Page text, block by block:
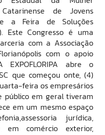
de Jovens
e a Feira de Soluções
Este Congresso é uma
com a Associação
com o apoio
EXPOFLORIPA abre o
que começou onte, (4)
feira os empresários
público em geral tiveram
em um mesmo espaço
jurídica,
em comércio exterior,